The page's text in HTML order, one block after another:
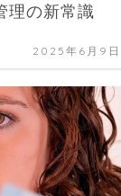
理の新常識
2025年6月9日